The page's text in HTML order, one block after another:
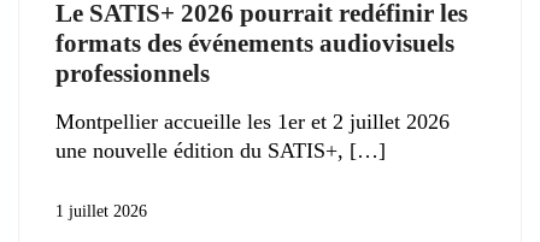
Le SATIS+ 2026 pourrait redéfinir les
formats des événements audiovisuels
professionnels
Montpellier accueille les 1er et 2 juillet 2026
une nouvelle édition du SATIS+,
1 juillet 2026